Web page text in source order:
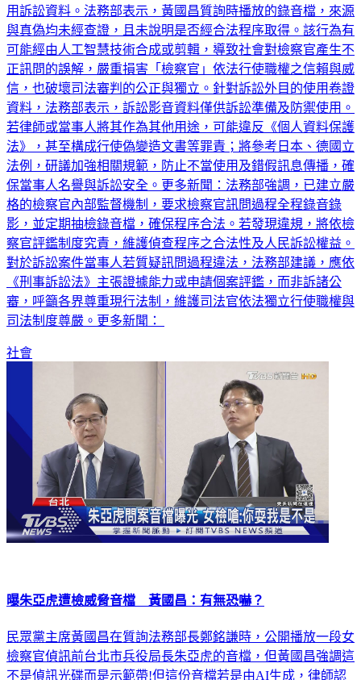
用訴訟資料。法務部表示，黃國昌質詢時播放的錄音檔，來源
與真偽均未經查證，且未說明是否經合法程序取得。該行為有
可能經由人工智慧技術合成或剪輯，導致社會對檢察官產生不
正訊問的誤解，嚴重損害「檢察官」依法行使職權之信賴與威
信，也破壞司法審判的公正與獨立。針對訴訟外目的使用卷證
資料，法務部表示，訴訟影音資料僅供訴訟準備及防禦使用。
若律師或當事人將其作為其他用途，可能違反《個人資料保護
法》，甚至構成行使偽變造文書等罪責；將參考日本、德國立
法例，研議加強相關規範，防止不當使用及錯假訊息傳播，確
保當事人名譽與訴訟安全。更多新聞：法務部強調，已建立嚴
格的檢察官內部監督機制，要求檢察官訊問過程全程錄音錄
影，並定期抽檢錄音檔，確保程序合法。若發現違規，將依檢
察官評鑑制度究責，維護偵查程序之合法性及人民訴訟權益。
對於訴訟案件當事人若質疑訊問過程違法，法務部建議，應依
《刑事訴訟法》主張證據能力或申請個案評鑑，而非訴諸公
審，呼籲各界尊重現行法制，維護司法官依法獨立行使職權與
司法制度尊嚴。更多新聞：
社會
曝朱亞虎遭檢威脅音檔 黃國昌：有無恐嚇？
民眾黨主席黃國昌在質詢法務部長鄭銘謙時，公開播放一段女
檢察官偵訊前台北市兵役局長朱亞虎的音檔，但黃國昌強調這
不是偵訊光碟而是示範帶!但這份音檔若是由AI生成，律師認